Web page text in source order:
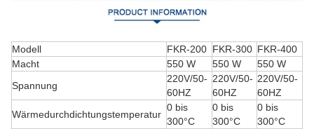
Modell FKR-200 FKR-300 FKR-400
Macht
550 W 550 W
550 W
Spannung
220V/50-
60HZ
220V/50-
60HZ
220V/50-
60HZ
Wärmedurchdichtungstemperatur
0 bis
300°C
0 bis
300°C
0 bis
300°C